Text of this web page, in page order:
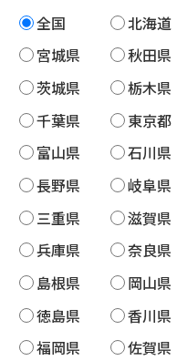
全国 北海道
宮城県
秋田県
茨城県
栃木県
千葉県
東京都
富山県
石川県
長野県
岐阜県
三重県
滋賀県
兵庫県
奈良県
島根県
岡山県
徳島県
香川県
福岡県
佐賀県